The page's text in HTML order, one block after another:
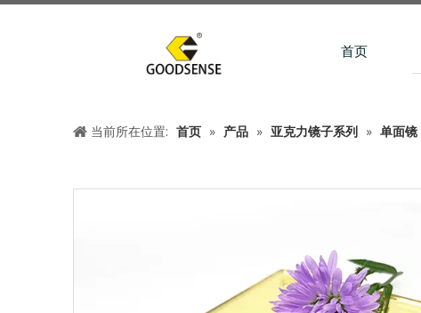
首页
当前所在位置: 首页 » 产品 » 亚克力镜子系列 » 单面镜